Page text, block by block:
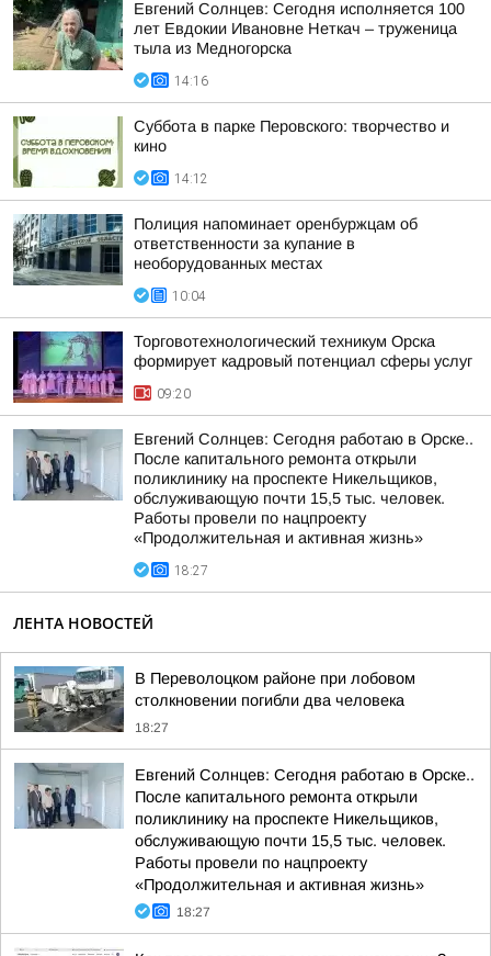
Евгений Солнцев: Сегодня исполняется 100
лет Евдокии Ивановне Неткач – труженица
тыла из Медногорска
14:16
Суббота в парке Перовского: творчество и
кино
14:12
Полиция напоминает оренбуржцам об
ответственности за купание в
необорудованных местах
10:04
Торговотехнологический техникум Орска
формирует кадровый потенциал сферы услуг
09:20
Евгений Солнцев: Сегодня работаю в Орске..
После капитального ремонта открыли
поликлинику на проспекте Никельщиков,
обслуживающую почти 15,5 тыс. человек.
Работы провели по нацпроекту
«Продолжительная и активная жизнь»
18:27
ЛЕНТА НОВОСТЕЙ
В Переволоцком районе при лобовом
столкновении погибли два человека
18:27
Евгений Солнцев: Сегодня работаю в Орске..
После капитального ремонта открыли
поликлинику на проспекте Никельщиков,
обслуживающую почти 15,5 тыс. человек.
Работы провели по нацпроекту
«Продолжительная и активная жизнь»
18:27